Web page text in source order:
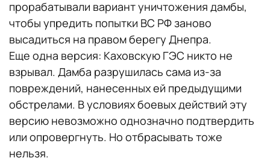
прорабатывали вариант уничтожения дамбы,
чтобы упредить попытки ВС РФ заново
высадиться на правом берегу Днепра.
Еще одна версия: Каховскую ГЭС никто не
взрывал. Дамба разрушилась сама из-за
повреждений, нанесенных ей предыдущими
обстрелами. В условиях боевых действий эту
версию невозможно однозначно подтвердить
или опровергнуть. Но отбрасывать тоже
нельзя.